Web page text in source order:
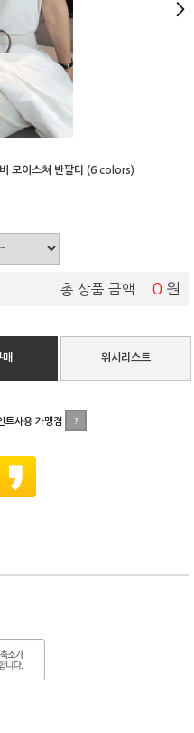
모이스쳐 반팔티 (6 colors)
총 상품 금액 0 원
매 위시리스트
트사용 가맹점 ?